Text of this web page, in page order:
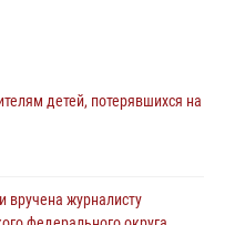
память генерала
напомнил гражданам о
детей, потерявшихся на
вручена журналисту